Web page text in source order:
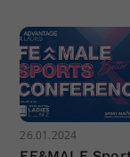
26.01.2024